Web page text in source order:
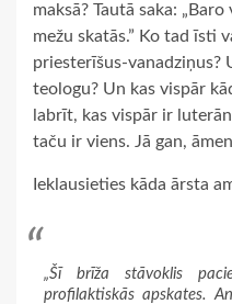
maksā? Tautā saka:
mežu skatās.” Ko tad īsti
priesterīšus-vanadziņus?
teologu? Un kas vispār
labrīt, kas vispār ir
taču ir viens. Jā gan,
Ieklausieties kāda ārsta
„Šī brīža stāvoklis
profilaktiskās apskates.